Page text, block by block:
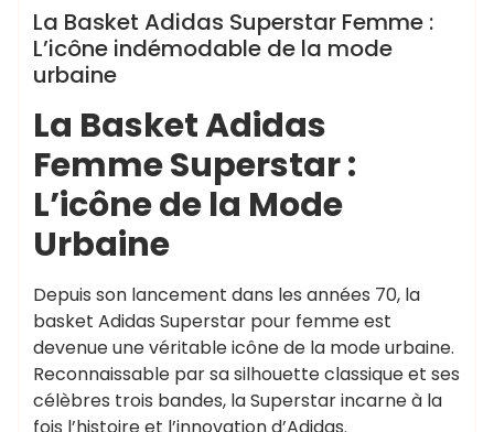
La Basket Adidas Superstar Femme :
L’icône indémodable de la mode
urbaine
La Basket Adidas
Femme Superstar :
L’icône de la Mode
Urbaine
Depuis son lancement dans les années 70, la
basket Adidas Superstar pour femme est
devenue une véritable icône de la mode urbaine.
Reconnaissable par sa silhouette classique et ses
célèbres trois bandes, la Superstar incarne à la